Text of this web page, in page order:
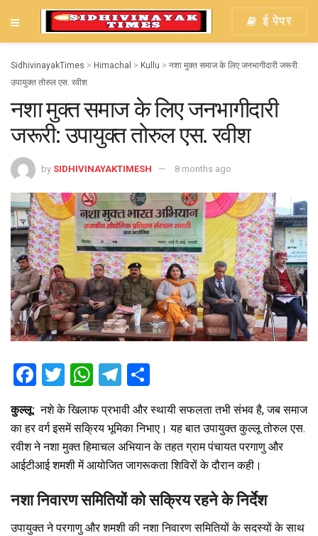
ई पेपर
SidhivinayakTimes > Himachal > Kullu > नशा मुक्त समाज के लिए जनभागीदारी जरूरी:
उपायुक्त तोरुल एस. रवीश
नशा मुक्त समाज के लिए जनभागीदारी
जरूरी: उपायुक्त तोरुल एस. रवीश
by SIDHIVINAYAKTIMESH 8 months ago
F
ce
b
o
o
k
T
wi
tt
er
W
at
s
A
p
p
T
el
e
gr
a
m
ar
e
कुल्लू:नशे के खिलाफ प्रभावी और स्थायी सफलता तभी संभव है, जब समाज
का हर वर्ग इसमें सक्रिय भूमिका निभाए। यह बात उपायुक्त कुल्लू तोरुल एस.
रवीश ने नशा मुक्त हिमाचल अभियान के तहत ग्राम पंचायत परगाणु और
आईटीआई शमशी में आयोजित जागरूकता शिविरों के दौरान कही।
नशा निवारण समितियों को सक्रिय रहने के निर्देश
उपायुक्त ने परगाणु और शमशी की नशा निवारण समितियों के सदस्यों के साथ